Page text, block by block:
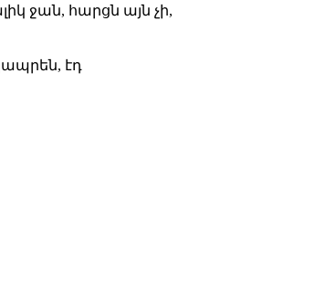
ջան, հարցն այն չի,
էդ